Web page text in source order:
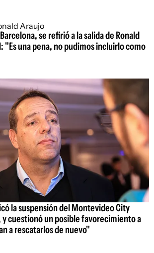
se refirió a la salida de Ronald
"Es una pena, no pudimos incluirlo como
la suspensión del Montevideo City
y cuestionó un posible favorecimiento a
a rescatarlos de nuevo"